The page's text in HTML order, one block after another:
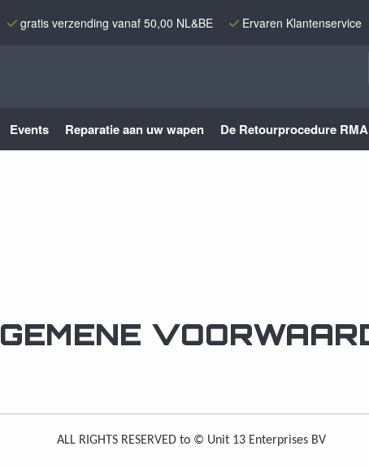
gratis verzending vanaf 50,00 NL&BE Ervaren Klantenservice
Events Reparatie aan uw wapen De Retourprocedure RMA
ALL RIGHTS RESERVED to © Unit 13 Enterprises BV